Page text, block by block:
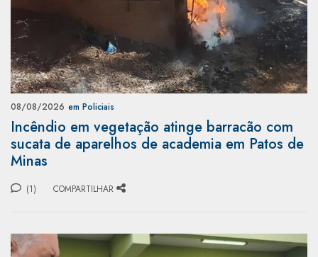
08/08/2026 em Policiais
Incêndio em vegetação atinge barracão com
sucata de aparelhos de academia em Patos de
Minas
(1) COMPARTILHAR